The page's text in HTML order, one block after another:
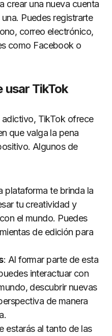
crear una nueva cuenta
Puedes registrarte
correo electrónico,
como Facebook o
usar TikTok
TikTok ofrece
que valga la pena
Algunos de
plataforma te brinda la
tu creatividad y
el mundo. Puedes
de edición para
: Al formar parte de esta
interactuar con
descubrir nuevas
de manera
estarás al tanto de las